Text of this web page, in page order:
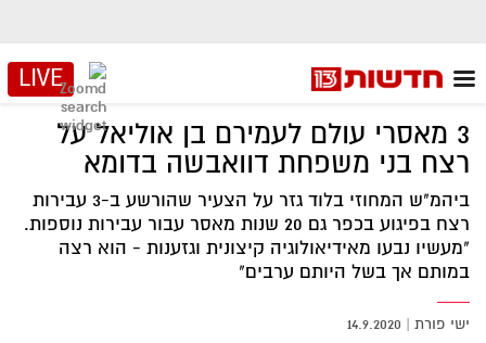
LIVE
3 מאסרי עולם לעמירם בן אוליאל על
רצח בני משפחת דוואבשה בדומא
ביהמ"ש המחוזי בלוד גזר על הצעיר שהורשע ב-3 עבירות
רצח בפיגוע בכפר גם 20 שנות מאסר עבור עבירות נוספות.
"מעשיו נבעו מאידיאולוגיה קיצונית וגזענות - הוא רצה
במותם אך בשל היותם ערבים"
ישי פורת |
14.9.2020